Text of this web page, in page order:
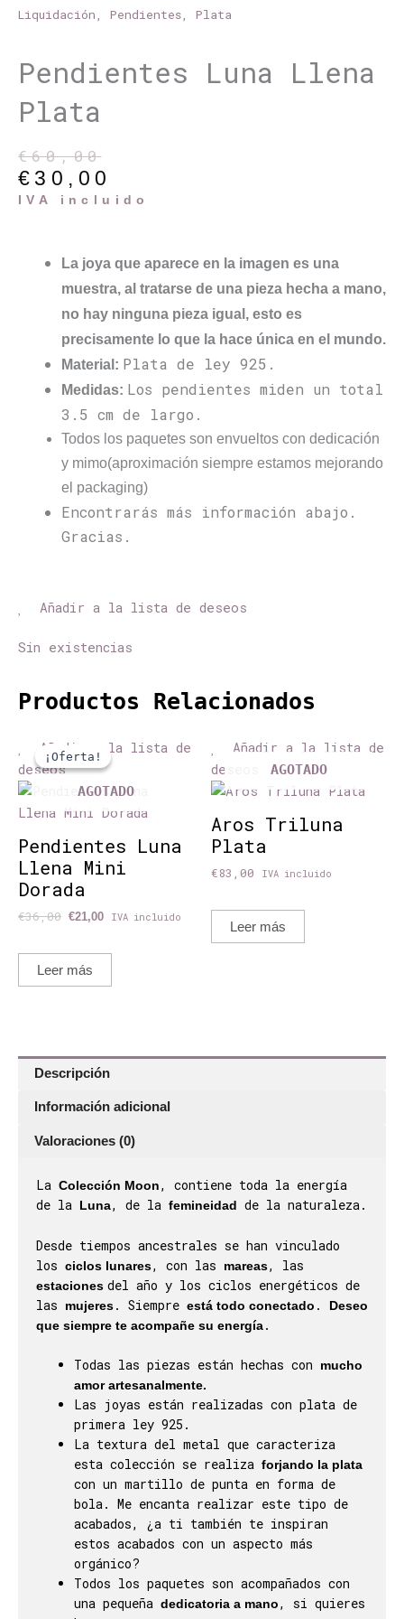
Liquidación , Pendientes, Plata
Pendientes Luna Llena
Plata
€60,00
El
precio
original
€ 30,00
El
precio
actual
IVA incluido
La joya que aparece en la imagen es una
muestra, al tratarse de una pieza hecha a mano,
no hay ninguna pieza igual, esto es
precisamente lo que la hace única en el mundo.
Material: Plata de ley 925.
Medidas: Los pendientes miden un total
3.5 cm de largo.
Todos los paquetes son envueltos con dedicación
y mimo(aproximación siempre estamos mejorando
el packaging)
Encontrarás más información abajo.
Gracias.
Añadir a la lista de deseos
Sin existencias
Descripción
Información adicional
Valoraciones (0)
La Colección Moon, contiene toda la energía
de la Luna, de la femineidad de la naturaleza.
Desde tiempos ancestrales se han vinculado
los ciclos lunares, con las mareas, las
estaciones del año y los ciclos energéticos de
las
mujeres. Siempre está todo conectado .
Deseo
que siempre te acompañe su energía.
Todas las piezas están hechas con
mucho
amor artesanalmente.
Las joyas están realizadas con plata de
primera ley 925.
La textura del metal que caracteriza
esta colección se realiza forjando la plata
con un martillo de punta en forma de
bola. Me encanta realizar este tipo de
acabados, ¿a ti también te inspiran
estos acabados con un aspecto más
orgánico?
Todos los paquetes son acompañados con
una pequeña dedicatoria a mano, si quieres
Productos Relacionados
Añadir a la lista de
deseos
¡Oferta!
AGOTADO
¡Oferta!
Pendientes Luna
Llena Mini
Dorada
€36,00
precio
original
€36,00.
€21,00
precio
actual
€21,00.
IVA incluido
Leer más
Añadir a la lista de
deseos
AGOTADO
Aros Triluna
Plata
€83,00 IVA incluido
Leer más